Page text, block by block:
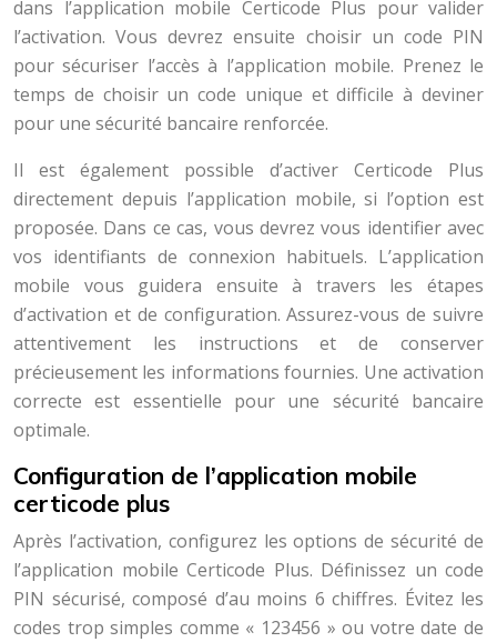
dans l’application mobile Certicode Plus pour valider
l’activation. Vous devrez ensuite choisir un code PIN
pour sécuriser l’accès à l’application mobile. Prenez le
temps de choisir un code unique et difficile à deviner
pour une sécurité bancaire renforcée.
Il est également possible d’activer Certicode Plus
directement depuis l’application mobile, si l’option est
proposée. Dans ce cas, vous devrez vous identifier avec
vos identifiants de connexion habituels. L’application
mobile vous guidera ensuite à travers les étapes
d’activation et de configuration. Assurez-vous de suivre
attentivement les instructions et de conserver
précieusement les informations fournies. Une activation
correcte est essentielle pour une sécurité bancaire
optimale.
Configuration de l’application mobile
certicode plus
Après l’activation, configurez les options de sécurité de
l’application mobile Certicode Plus. Définissez un code
PIN sécurisé, composé d’au moins 6 chiffres. Évitez les
codes trop simples comme « 123456 » ou votre date de